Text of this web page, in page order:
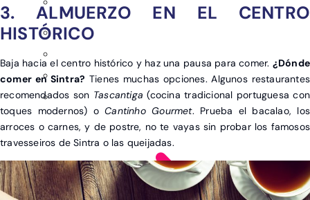
3. ALMUERZO EN EL CENTRO
HISTÓRICO
Baja hacia el centro histórico y haz una pausa para comer. ¿Dónde
comer en Sintra? Tienes muchas opciones. Algunos restaurantes
recomendados son Tascantiga (cocina tradicional portuguesa con
toques modernos) oCantinho Gourmet. Prueba el bacalao, los
arroces o carnes, y de postre, no te vayas sin probar los famosos
travesseiros de Sintra o las queijadas.